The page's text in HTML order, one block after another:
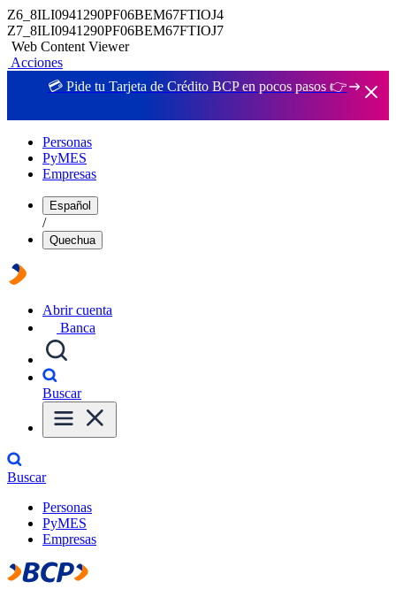
Z6_8ILI0941290PF06BEM67FTIOJ4
Z7_8ILI0941290PF06BEM67FTIOJ7
Web Content Viewer
Acciones
💳 Pide tu Tarjeta de Crédito BCP en pocos pasos 👉
Personas
PyMES
Empresas
Español
/
Quechua
Abrir cuenta
Banca
Buscar
Buscar
Personas
PyMES
Empresas